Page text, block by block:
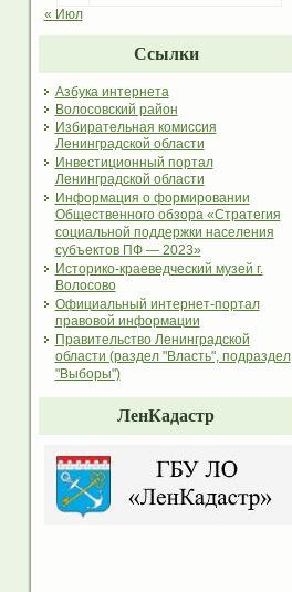
« Июл
Ссылки
Азбука интернета
Волосовский район
Избирательная комиссия
Ленинградской области
Инвестиционный портал
Ленинградской области
Информация о формировании
Общественного обзора «Стратегия
социальной поддержки населения
субъектов ПФ — 2023»
Историко-краеведческий музей г.
Волосово
Официальный интернет-портал
правовой информации
Правительство Ленинградской
области (раздел "Власть", подраздел
"Выборы")
ЛенКадастр